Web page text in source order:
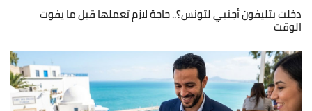
دخلت بتليفون أجنبي لتونس؟.. حاجة لازم تعملها قبل ما يفوت
الوقت